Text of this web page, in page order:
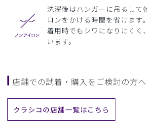
洗濯後はハンガーに吊るして
ロンをかける時間を省けます。
着用時でもシワになりにくく
います。
店舗での試着・購入をご検討の方へ
クラシコの店舗一覧はこちら